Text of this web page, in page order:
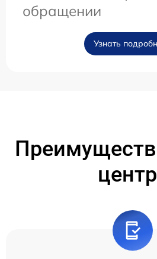
обращении
Узнать